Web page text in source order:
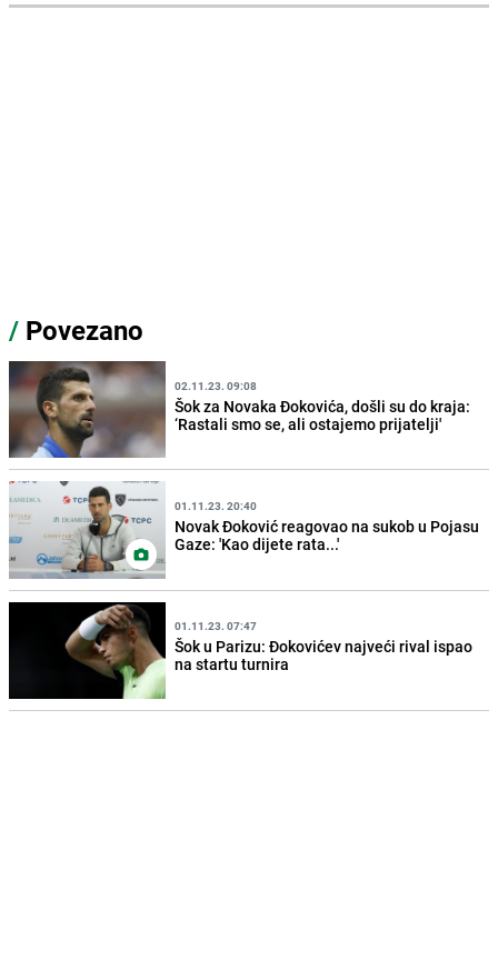
/ Povezano
02.11.23. 09:08
Šok za Novaka Đokovića, došli su do kraja:
‘Rastali smo se, ali ostajemo prijatelji'
01.11.23. 20:40
Novak Đoković reagovao na sukob u Pojasu
Gaze: 'Kao dijete rata...'
01.11.23. 07:47
Šok u Parizu: Đokovićev najveći rival ispao
na startu turnira